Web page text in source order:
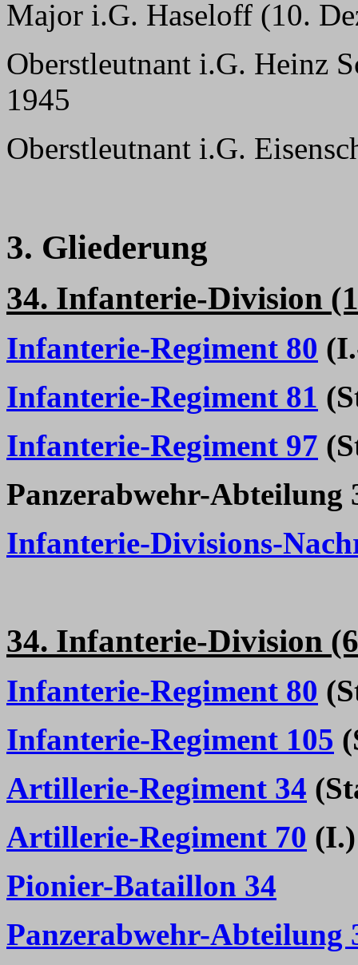
Major i.G. Haseloff (10.
Oberstleutnant i.G. Heinz
1945
Oberstleutnant i.G.
3. Gliederung
34. Infanterie-Division
Infanterie-Regiment 80
Infanterie-Regiment 81
Infanterie-Regiment 97
Panzerabwehr-Abteilung
Infanterie-Divisions-
34. Infanterie-Division
Infanterie-Regiment 80
Infanterie-Regiment 105
Artillerie-Regiment 34
Artillerie-Regiment 70 (I.)
Pionier-Bataillon 34
Panzerabwehr-Abteilung